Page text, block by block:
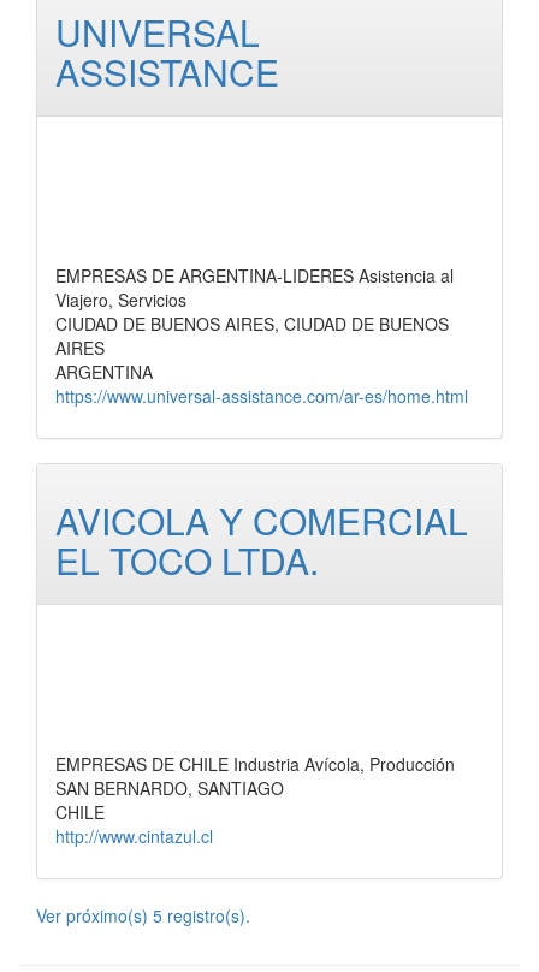
UNIVERSAL
ASSISTANCE
EMPRESAS DE ARGENTINA-LIDERES Asistencia al
Viajero, Servicios
CIUDAD DE BUENOS AIRES, CIUDAD DE BUENOS
AIRES
ARGENTINA
https://www.universal-assistance.com/ar-es/home.html
AVICOLA Y COMERCIAL
EL TOCO LTDA.
EMPRESAS DE CHILE Industria Avícola, Producción
SAN BERNARDO, SANTIAGO
CHILE
http://www.cintazul.cl
Ver próximo(s) 5 registro(s).